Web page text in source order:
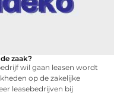
zaak?
wil gaan leasen wordt
op de zakelijke
leasebedrijven bij